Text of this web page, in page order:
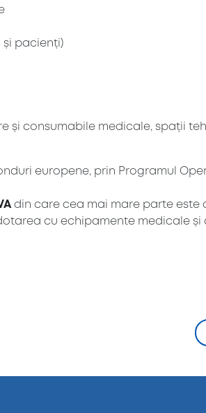
și pacienți)
și consumabile medicale, spații
europene, prin Programul
din care cea mai mare parte este
cu echipamente medicale și